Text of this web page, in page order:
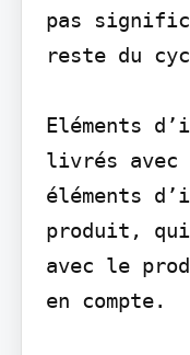
pas
reste du
Eléments
livrés avec
éléments
produit,
avec le
en compte.